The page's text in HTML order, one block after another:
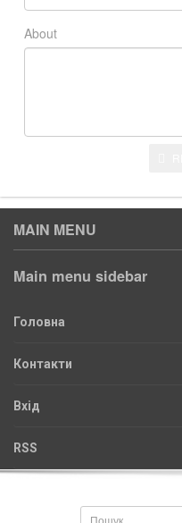
About
MAIN MENU
Main menu sidebar
Головна
Контакти
Вхід
RSS